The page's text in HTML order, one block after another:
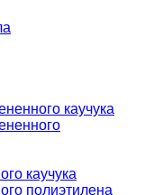
каучука
каучука
полиэтилена